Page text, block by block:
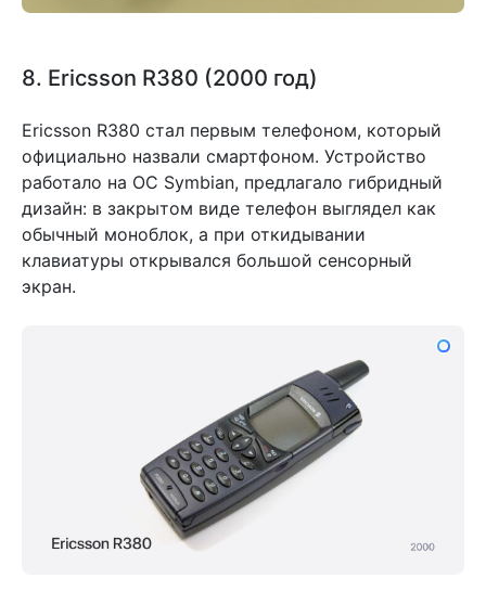
8. Ericsson R380 (2000 год)
Ericsson R380 стал первым телефоном, который
официально назвали смартфоном. Устройство
работало на ОС Symbian, предлагало гибридный
дизайн: в закрытом виде телефон выглядел как
обычный моноблок, а при откидывании
клавиатуры открывался большой сенсорный
экран.